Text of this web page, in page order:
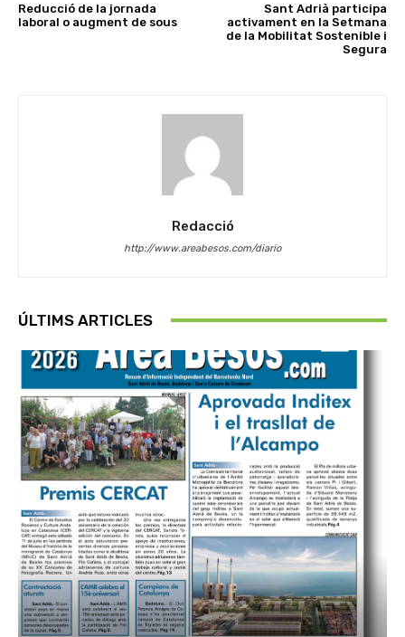
Reducció de la jornada
laboral o augment de sous
Sant Adrià participa
activament en la Setmana
de la Mobilitat Sostenible i
Segura
Redacció
http://www.areabesos.com/diario
ÚLTIMS ARTICLES